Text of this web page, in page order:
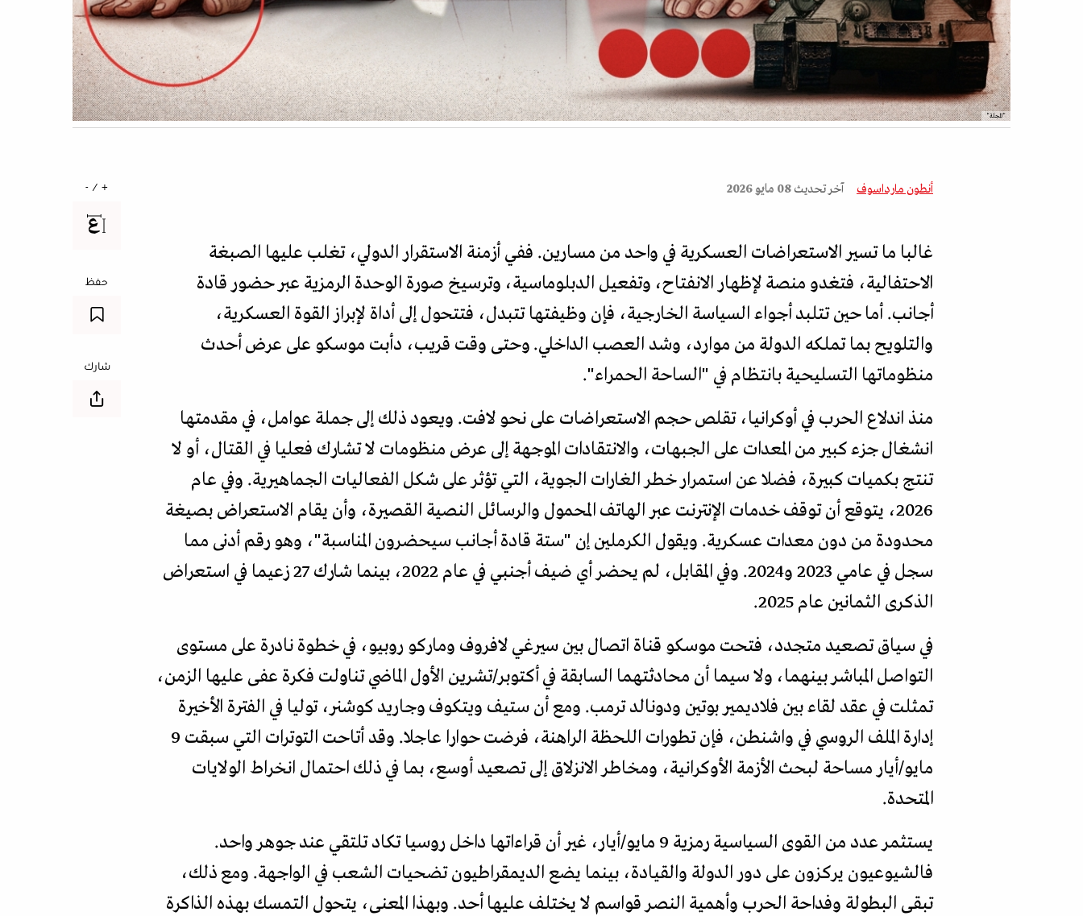
"المجلة"
أنطون مارداسوف آخر تحديث 08 مايو 2026
غالبا ما تسير الاستعراضات العسكرية في واحد من مسارين. ففي أزمنة الاستقرار الدولي، تغلب عليها الصبغة
الاحتفالية، فتغدو منصة لإظهار الانفتاح، وتفعيل الدبلوماسية، وترسيخ صورة الوحدة الرمزية عبر حضور قادة
أجانب. أما حين تتلبد أجواء السياسة الخارجية، فإن وظيفتها تتبدل، فتتحول إلى أداة لإبراز القوة العسكرية،
والتلويح بما تملكه الدولة من موارد، وشد العصب الداخلي. وحتى وقت قريب، دأبت موسكو على عرض أحدث
منظوماتها التسليحية بانتظام في "الساحة الحمراء".
منذ اندلاع الحرب في أوكرانيا، تقلص حجم الاستعراضات على نحو لافت. ويعود ذلك إلى جملة عوامل، في مقدمتها
انشغال جزء كبير من المعدات على الجبهات، والانتقادات الموجهة إلى عرض منظومات لا تشارك فعليا في القتال، أو لا
تنتج بكميات كبيرة، فضلا عن استمرار خطر الغارات الجوية، التي تؤثر على شكل الفعاليات الجماهيرية. وفي عام
2026، يتوقع أن توقف خدمات الإنترنت عبر الهاتف المحمول والرسائل النصية القصيرة، وأن يقام الاستعراض بصيغة
محدودة من دون معدات عسكرية. ويقول الكرملين إن "ستة قادة أجانب سيحضرون المناسبة"، وهو رقم أدنى مما
سجل في عامي 2023 و2024. وفي المقابل، لم يحضر أي ضيف أجنبي في عام 2022، بينما شارك 27 زعيما في استعراض
الذكرى الثمانين عام 2025.
في سياق تصعيد متجدد، فتحت موسكو قناة اتصال بين سيرغي لافروف وماركو روبيو، في خطوة نادرة على مستوى
التواصل المباشر بينهما، ولا سيما أن محادثتهما السابقة في أكتوبر/تشرين الأول الماضي تناولت فكرة عفى عليها الزمن،
تمثلت في عقد لقاء بين فلاديمير بوتين ودونالد ترمب. ومع أن ستيف ويتكوف وجاريد كوشنر، توليا في الفترة الأخيرة
إدارة الملف الروسي في واشنطن، فإن تطورات اللحظة الراهنة، فرضت حوارا عاجلا. وقد أتاحت التوترات التي سبقت 9
مايو/أيار مساحة لبحث الأزمة الأوكرانية، ومخاطر الانزلاق إلى تصعيد أوسع، بما في ذلك احتمال انخراط الولايات
المتحدة.
يستثمر عدد من القوى السياسية رمزية 9 مايو/أيار، غير أن قراءاتها داخل روسيا تكاد تلتقي عند جوهر واحد.
فالشيوعيون يركزون على دور الدولة والقيادة، بينما يضع الديمقراطيون تضحيات الشعب في الواجهة. ومع ذلك،
تبقى البطولة وفداحة الحرب وأهمية النصر قواسم لا يختلف عليها أحد. وبهذا المعنى، يتحول التمسك بهذه الذاكرة
+ / -
حفظ
شارك